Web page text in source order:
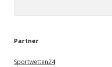
e
Partner
Sportwetten24